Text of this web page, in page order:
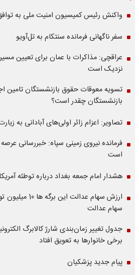
واکنش رئیس کمیسیون امنیت ملی به
سفر ناگهانی فرمانده سنتکام به تل‌آویو
عراقچی: مذاکرات با عمان برای تعیین
نزدیک است
تسویه معوقات حقوق بازنشستگان تامین
بازنشستگان چقدر است؟
تصاویر: اعزام زائر اولی‌های آبادانی به
فرمانده نیروی زمینی سپاه: خبررسانی
است
هشدار امام جمعه بغداد درباره توطئه آمریکا
ارزش سهام
سهام عدالت
جدول تغییر زمان‌بندی شارژ کالابرگ
برخی خانوارها به تعویق افتاد
پیام جدید پزشکیان